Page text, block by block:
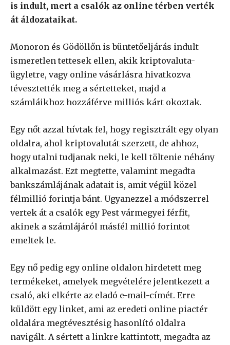
is indult, mert a csalók az online térben verték
át áldozataikat.
Monoron és Gödöllőn is büntetőeljárás indult
ismeretlen tettesek ellen, akik kriptovaluta-
ügyletre, vagy online vásárlásra hivatkozva
tévesztették meg a sértetteket, majd a
számláikhoz hozzáférve milliós kárt okoztak.
Egy nőt azzal hívtak fel, hogy regisztrált egy olyan
oldalra, ahol kriptovalutát szerzett, de ahhoz,
hogy utalni tudjanak neki, le kell töltenie néhány
alkalmazást. Ezt megtette, valamint megadta
bankszámlájának adatait is, amit végül közel
félmillió forintja bánt. Ugyanezzel a módszerrel
vertek át a csalók egy Pest vármegyei férfit,
akinek a számlájáról másfél millió forintot
emeltek le.
Egy nő pedig egy online oldalon hirdetett meg
termékeket, amelyek megvételére jelentkezett a
csaló, aki elkérte az eladó e-mail-címét. Erre
küldött egy linket, ami az eredeti online piactér
oldalára megtévesztésig hasonlító oldalra
navigált. A sértett a linkre kattintott, megadta az